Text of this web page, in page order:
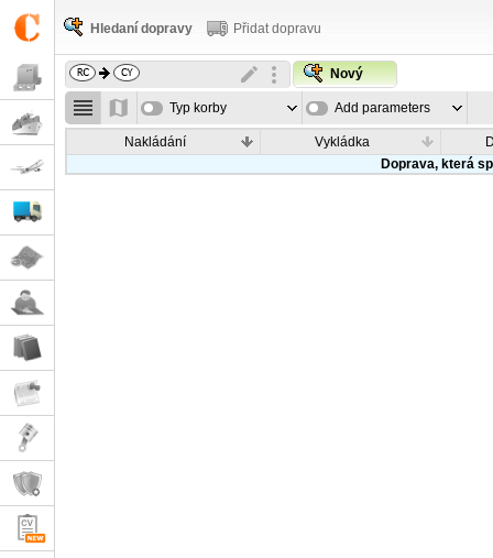
Hledaní dopravy Přidat dopravu
Nový
Typ korby Add parameters
Nakládání Vykládka
Doprava, která